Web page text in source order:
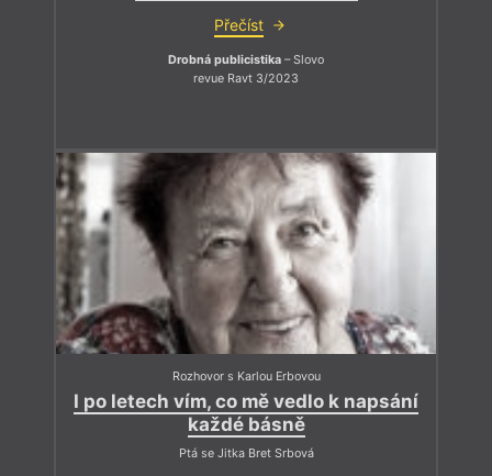
Přečíst
Drobná publicistika – Slovo
revue Ravt 3/2023
Rozhovor s Karlou Erbovou
I po letech vím, co mě vedlo k napsání
každé básně
Ptá se Jitka Bret Srbová